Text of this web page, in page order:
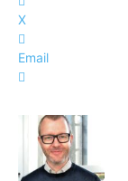
X
Email